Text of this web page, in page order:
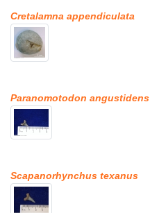
Cretalamna appendiculata
Paranomotodon angustidens
Scapanorhynchus texanus